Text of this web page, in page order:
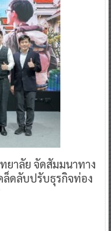
าลัย จัดสัมมนาทาง
ล็ดลับปรับธุรกิจท่อง